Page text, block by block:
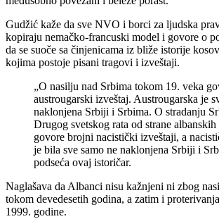
Gudžić kaže da sve NVO i borci za ljudska
kopiraju nemačko-francuski model i govore o
da se suoče sa činjenicama iz bliže istorije
kojima postoje pisani tragovi i izveštaji.
„O nasilju nad Srbima tokom 19. veka
austrougarski izveštaj. Austrougarska je
naklonjena Srbiji i Srbima. O stradanju
Drugog svetskog rata od strane
govore brojni nacistički izveštaji, a
je bila sve samo ne naklonjena Srbiji i
podseća ovaj istoričar.
Naglašava da Albanci nisu kažnjeni ni zbog
tokom devedesetih godina, a zatim i
1999. godine.